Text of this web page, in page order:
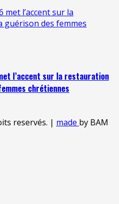
met l’accent sur la
des femmes
l’accent sur la restauration
chrétiennes
reservés. | made by BAM